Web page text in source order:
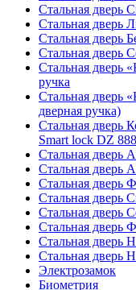
Стальная дверь
Стальная дверь
Стальная дверь
Стальная дверь
Стальная дверь
ручка
Стальная дверь
дверная ручка)
Стальная дверь
Smart lock DZ 888
Стальная дверь
Стальная дверь
Стальная дверь
Стальная дверь
Стальная дверь
Стальная дверь
Стальная дверь
Стальная дверь
Электрозамок
Биометрия